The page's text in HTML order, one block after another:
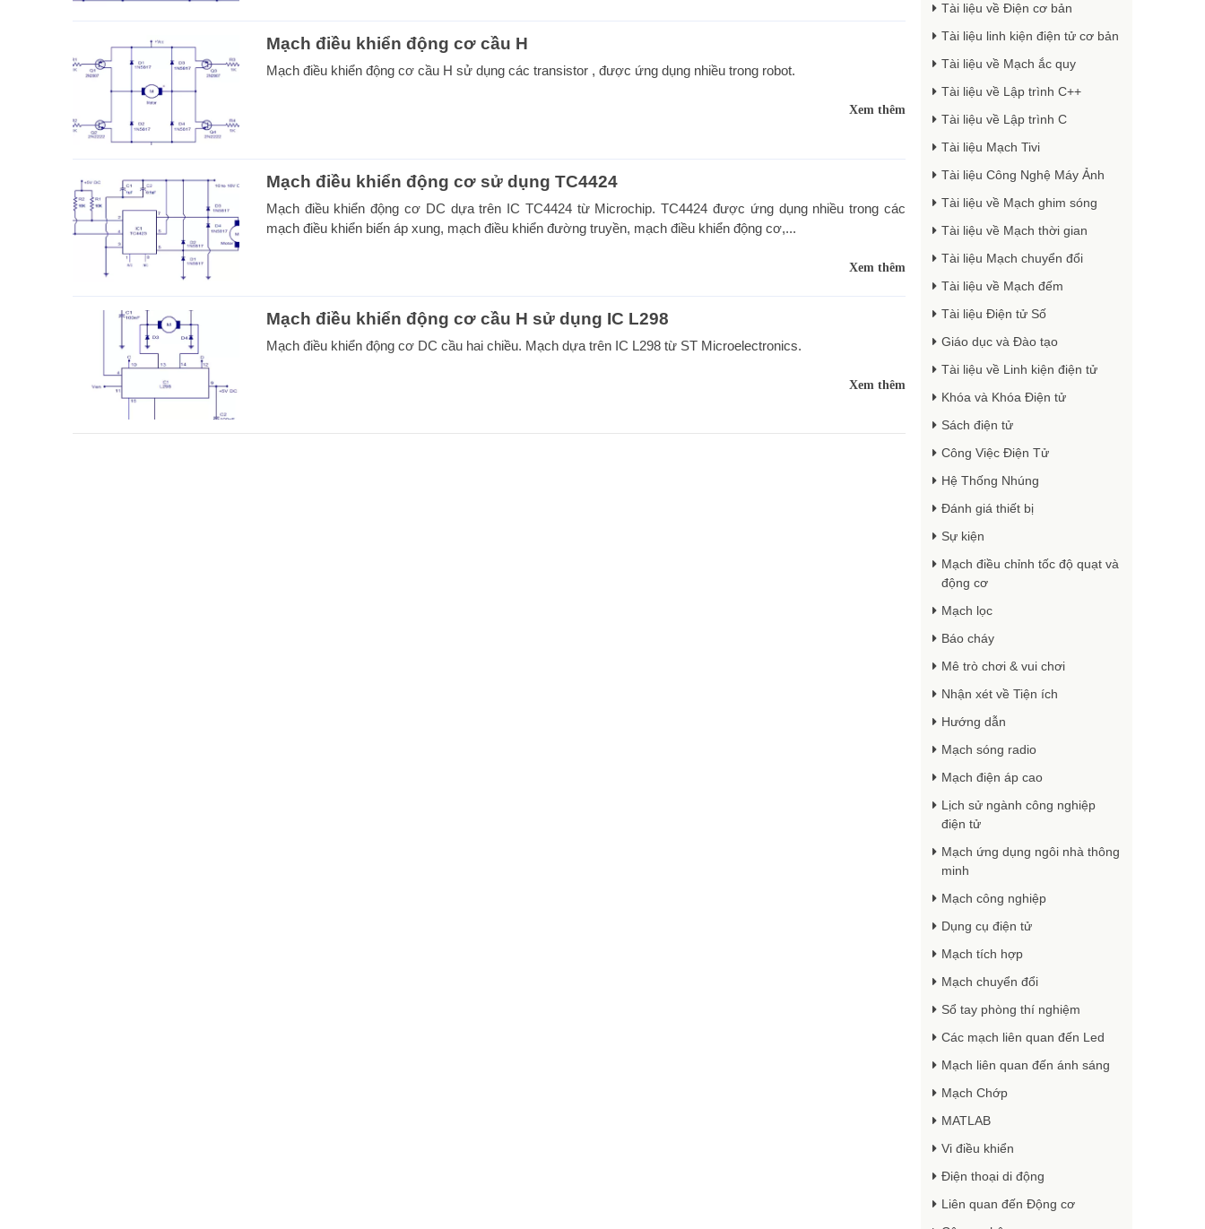
Mạch điều khiển động cơ cầu H
Mạch điều khiển động cơ cầu H sử dụng các transistor , được ứng dụng nhiều trong robot.
Xem thêm
Mạch điều khiển động cơ sử dụng TC4424
Mạch điều khiển động cơ DC dựa trên IC TC4424 từ Microchip. TC4424 được ứng dụng nhiều trong các
mạch điều khiển biến áp xung, mạch điều khiển đường truyền, mạch điều khiển động cơ,...
Xem thêm
Mạch điều khiển động cơ cầu H sử dụng IC L298
Mạch điều khiển động cơ DC cầu hai chiều. Mạch dựa trên IC L298 từ ST Microelectronics.
Xem thêm
Tài liệu về Điện cơ bản
Tài liệu linh kiện điện tử cơ bản
Tài liệu về Mạch ắc quy
Tài liệu về Lập trình C++
Tài liệu về Lập trình C
Tài liệu Mạch Tivi
Tài liệu Công Nghệ Máy Ảnh
Tài liệu về Mạch ghim sóng
Tài liệu về Mạch thời gian
Tài liệu Mạch chuyển đổi
Tài liệu về Mạch đếm
Tài liệu Điện tử Số
Giáo dục và Đào tạo
Tài liệu về Linh kiện điện tử
Khóa và Khóa Điện tử
Sách điện tử
Công Việc Điện Tử
Hệ Thống Nhúng
Đánh giá thiết bị
Sự kiện
Mạch điều chỉnh tốc độ quạt và
động cơ
Mạch lọc
Báo cháy
Mê trò chơi & vui chơi
Nhận xét về Tiện ích
Hướng dẫn
Mạch sóng radio
Mạch điện áp cao
Lịch sử ngành công nghiệp
điện tử
Mạch ứng dụng ngôi nhà thông
minh
Mạch công nghiệp
Dụng cụ điện tử
Mạch tích hợp
Mạch chuyển đổi
Sổ tay phòng thí nghiệm
Các mạch liên quan đến Led
Mạch liên quan đến ánh sáng
Mạch Chớp
MATLAB
Vi điều khiển
Điện thoại di động
Liên quan đến Động cơ